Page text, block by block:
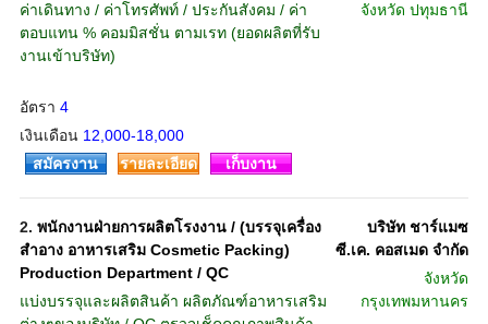
ค่าเดินทาง / ค่าโทรศัพท์ / ประกันสังคม / ค่า
ตอบแทน % คอมมิสชั่น ตามเรท (ยอดผลิตที่รับ
งานเข้าบริษัท)
อัตรา 4
เงินเดือน 12,000-18,000
จังหวัด ปทุมธานี
สมัครงาน รายละเอียด เก็บงาน
2. พนักงานฝ่ายการผลิตโรงงาน / (บรรจุเครื่อง
สำอาง อาหารเสริม Cosmetic Packing)
Production Department / QC
แบ่งบรรจุและผลิตสินค้า ผลิตภัณฑ์อาหารเสริม
บริษัท ชาร์แมซ
ซี.เค. คอสเมด จำกัด
จังหวัด
กรุงเทพมหานคร